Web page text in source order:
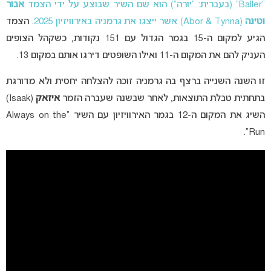
“Baller” (בעברית: “יורה”) הוא שם השיר שבוצע על ידי הצמד
אבור
וטינה (
Abor & Tynna) אשר ייצגו את גרמניה באירוויזיון 2025
. הצמד
הגיע למקום ה-15 בגמר הגדול עם 151 נקודות, כשקהל הצופים
העניק להם את המקום ה-11 ואילו השופטים דירגו אותם במקום 13.
זו השנה השנייה ברצף בה גרמניה זוכה להצלחה יחסית ולא מדורגת
בתחתית טבלת התוצאות, לאחר שבשנה שעברה הזמראיזאק
(Isaak)
השיג את המקום ה-12 בגמר האירוויזיון עם השיר “Always on the
Run”.